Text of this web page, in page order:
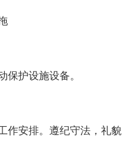
保护设施设备。
作安排。遵纪守法，礼貌